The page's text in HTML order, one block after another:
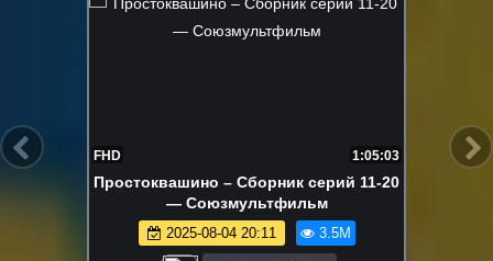
FHD 7:16
Умка на ёлке
2024-12-19 12:41 3.3M
Союзмультфильм